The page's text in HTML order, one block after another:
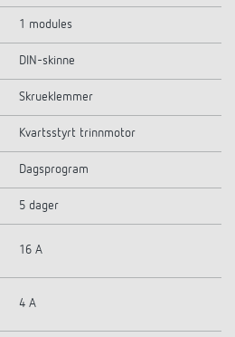
1 modules
DIN-skinne
Skrueklemmer
Kvartsstyrt trinnmotor
Dagsprogram
5 dager
16 A
4 A